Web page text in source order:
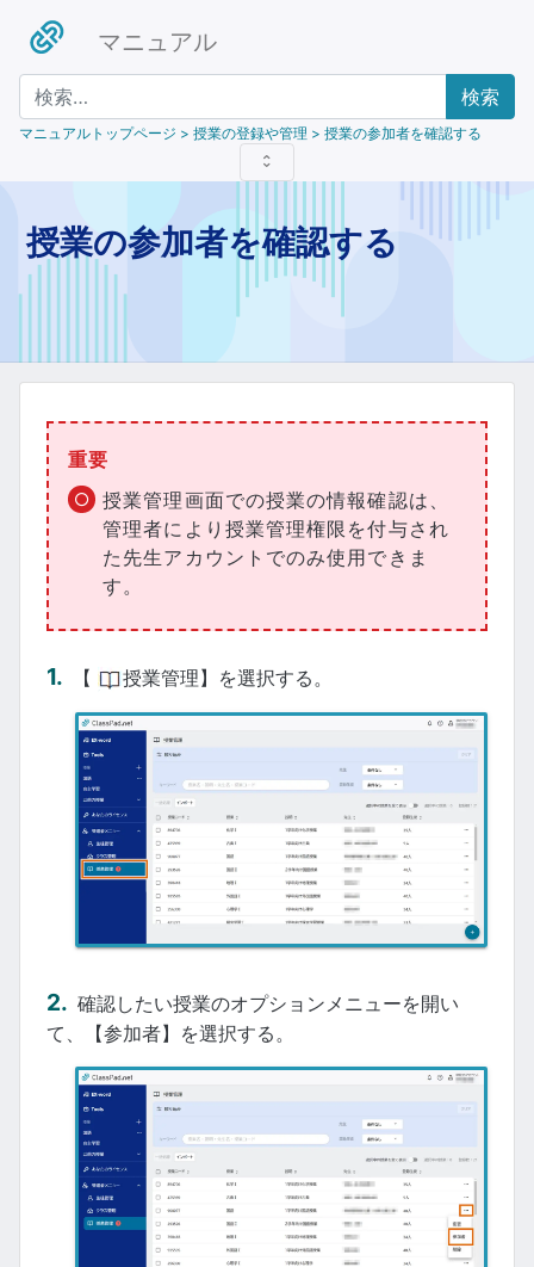
マニュアル
検索
マニュアルトップページ > 授業の登録や管理 > 授業の参加者を確認する
授業の参加者を確認する
重要
授業管理画面での授業の情報確認は、
管理者により授業管理権限を付与され
た先生アカウントでのみ使用できま
す。
【 授業管理】を選択する。
確認したい授業のオプションメニューを開い
て、【参加者】を選択する。